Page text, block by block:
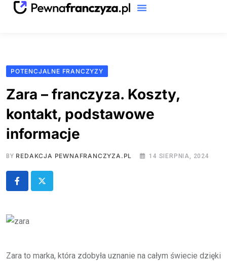
POTENCJALNE FRANCZYZY
Zara – franczyza. Koszty,
kontakt, podstawowe
informacje
BY REDAKCJA PEWNAFRANCZYZA.PL 14 SIERPNIA, 2024
Zara to marka, która zdobyła uznanie na całym świecie dzięki